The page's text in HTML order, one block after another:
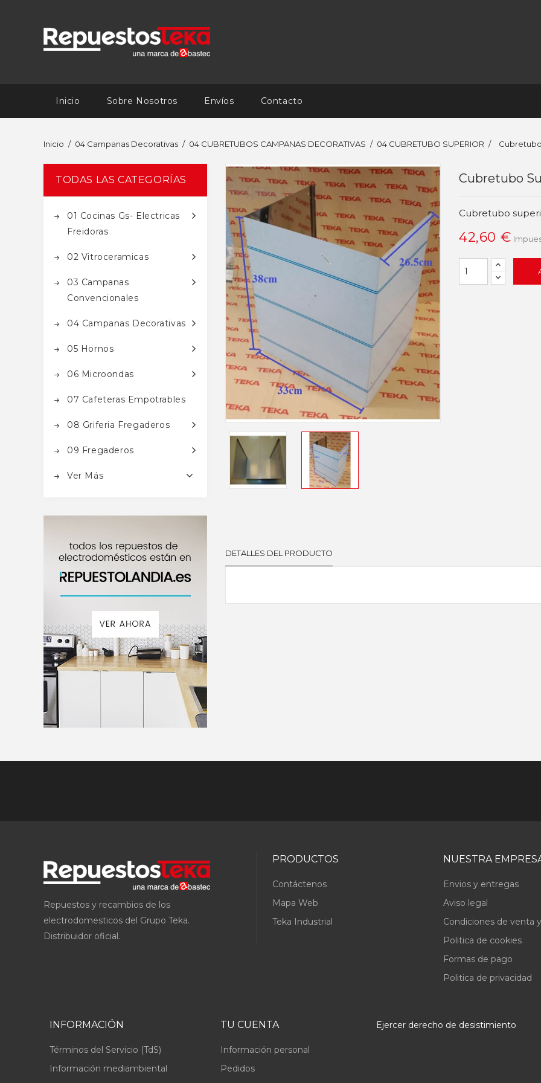
Inicio Sobre Nosotros Envíos Contacto
Inicio 04 Campanas Decorativas 04 CUBRETUBOS CAMPANAS DECORATIVAS 04 CUBRETUBO SUPERIOR
TODAS LAS CATEGORÍAS
01 Cocinas Gs- Electricas
Freidoras
02 Vitroceramicas
03 Campanas
Convencionales
04 Campanas Decorativas
05 Hornos
06 Microondas
07 Cafeteras Empotrables
08 Griferia Fregaderos
09 Fregaderos
Ver Más
Cubretubo
Cubretubo
42,60 €
DETALLES DEL PRODUCTO
Repuestos y recambios de los
electrodomesticos del Grupo Teka.
Distribuidor oficial.
PRODUCTOS
Contáctenos
Mapa Web
Teka Industrial
NUESTRA
Envios y entregas
Aviso legal
Condiciones de venta
Politica de cookies
Formas de pago
Politica de privacidad
INFORMACIÓN
Términos del Servicio (TdS)
Información mediambiental
TU CUENTA
Información personal
Pedidos
Ejercer derecho de desistimiento